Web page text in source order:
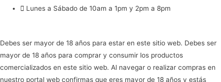
Lunes a Sábado de 10am a 1pm y 2pm a 8pm
Debes ser mayor de 18 años para estar en este sitio web. Debes ser
mayor de 18 años para comprar y consumir los productos
comercializados en este sitio web. Al navegar o realizar compras en
nuestro portal web confirmas que eres mayor de 18 años y estás